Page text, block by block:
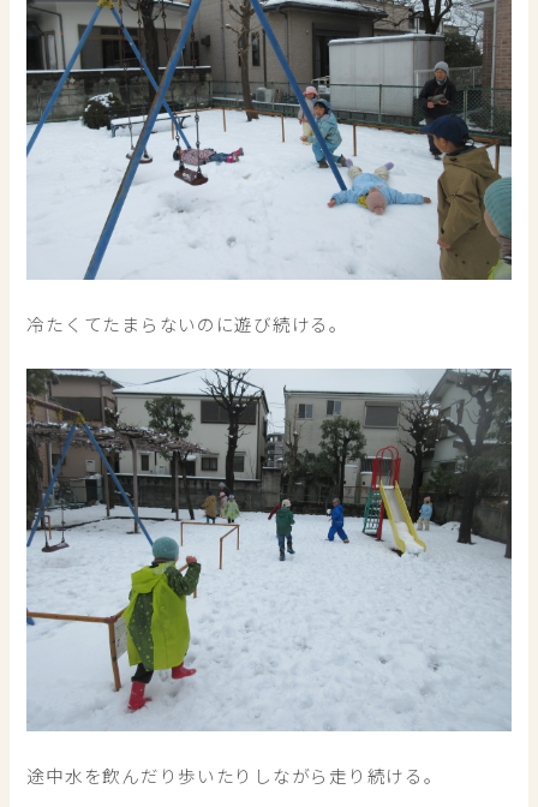
冷たくてたまらないのに遊び続ける。
途中水を飲んだり歩いたりしながら走り続ける。